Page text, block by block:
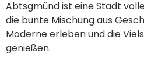
Abtsgmünd ist eine Stadt
die bunte Mischung aus
Moderne erleben und die
genießen.